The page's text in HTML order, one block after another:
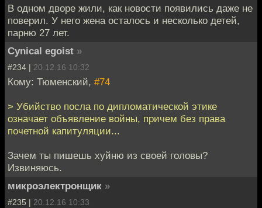
В одном дворе жили, как новости появились даже не
поверил. У него жена осталось и несколько детей,
парню 27 лет.
Cynical egoist »
#234 | 20.12.16 10:32
Кому: Тюменский, #74
> Убийство посла по дипломатической этике
означает объявление войны, причем без права
почетной капитуляции...
Зачем ты пишешь хуйню из своей головы?
Извиняюсь.
микроэлектронщик »
#235 | 20.12.16 10:33